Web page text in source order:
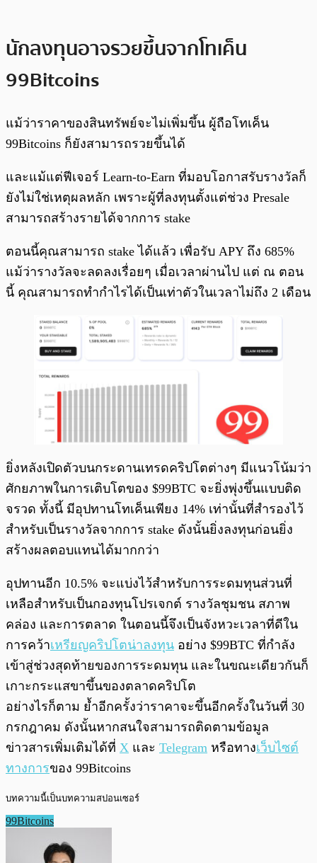
นักลงทุนอาจรวยขึ้นจากโทเค็น
99Bitcoins
แม้ว่าราคาของสินทรัพย์จะไม่เพิ่มขึ้น ผู้ถือโทเค็น
99Bitcoins ก็ยังสามารถรวยขึ้นได้
และแม้แต่ฟีเจอร์ Learn-to-Earn ที่มอบโอกาสรับรางวัลก็
ยังไม่ใช่เหตุผลหลัก เพราะผู้ที่ลงทุนตั้งแต่ช่วง Presale
สามารถสร้างรายได้จากการ stake
ตอนนี้คุณสามารถ stake ได้แล้ว เพื่อรับ APY ถึง 685%
แม้ว่ารางวัลจะลดลงเรื่อยๆ เมื่อเวลาผ่านไป แต่ ณ ตอน
นี้ คุณสามารถทำกำไรได้เป็นเท่าตัวในเวลาไม่ถึง 2 เดือน
ยิ่งหลังเปิดตัวบนกระดานเทรดคริปโตต่างๆ มีแนวโน้มว่า
ศักยภาพในการเติบโตของ $99BTC จะยิ่งพุ่งขึ้นแบบติด
จรวด ทั้งนี้ มีอุปทานโทเค็นเพียง 14% เท่านั้นที่สำรองไว้
สำหรับเป็นรางวัลจากการ stake ดังนั้นยิ่งลงทุนก่อนยิ่ง
สร้างผลตอบแทนได้มากกว่า
อุปทานอีก 10.5% จะแบ่งไว้สำหรับการระดมทุนส่วนที่
เหลือสำหรับเป็นกองทุนโปรเจกต์ รางวัลชุมชน สภาพ
คล่อง และการตลาด ในตอนนี้จึงเป็นจังหวะเวลาที่ดีใน
การคว้าเหรียญคริปโตน่าลงทุน อย่าง $99BTC ที่กำลัง
เข้าสู่ช่วงสุดท้ายของการระดมทุน และในขณะเดียวกันก็
เกาะกระแสขาขึ้นของตลาดคริปโต
อย่างไรก็ตาม ย้ำอีกครั้งว่าราคาจะขึ้นอีกครั้งในวันที่ 30
กรกฎาคม ดังนั้นหากสนใจสามารถติดตามข้อมูล
ข่าวสารเพิ่มเติมได้ที่ X และ Telegram หรือทางเว็บไซต์
ทางการของ 99Bitcoins
บทความนี้เป็นบทความสปอนเซอร์
99Bitcoins